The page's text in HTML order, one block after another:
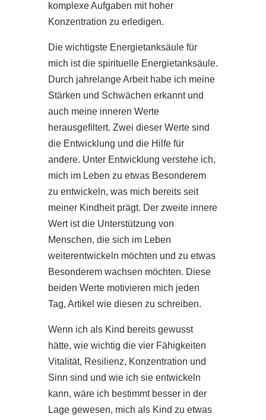
komplexe Aufgaben mit hoher
Konzentration zu erledigen.
Die wichtigste Energietanksäule für
mich ist die spirituelle Energietanksäule.
Durch jahrelange Arbeit habe ich meine
Stärken und Schwächen erkannt und
auch meine inneren Werte
herausgefiltert. Zwei dieser Werte sind
die Entwicklung und die Hilfe für
andere. Unter Entwicklung verstehe ich,
mich im Leben zu etwas Besonderem
zu entwickeln, was mich bereits seit
meiner Kindheit prägt. Der zweite innere
Wert ist die Unterstützung von
Menschen, die sich im Leben
weiterentwickeln möchten und zu etwas
Besonderem wachsen möchten. Diese
beiden Werte motivieren mich jeden
Tag, Artikel wie diesen zu schreiben.
Wenn ich als Kind bereits gewusst
hätte, wie wichtig die vier Fähigkeiten
Vitalität, Resilienz, Konzentration und
Sinn sind und wie ich sie entwickeln
kann, wäre ich bestimmt besser in der
Lage gewesen, mich als Kind zu etwas